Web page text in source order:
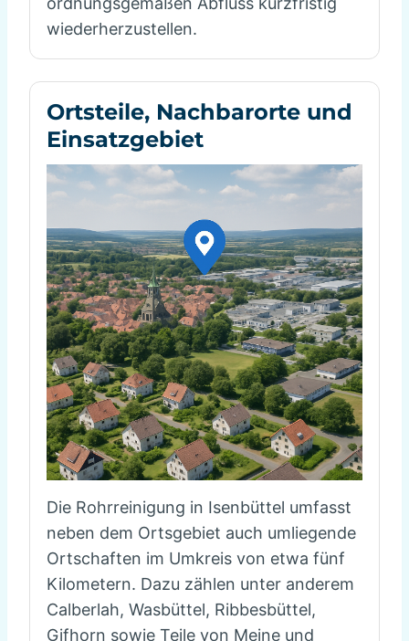
wiederherzustellen.
Ortsteile, Nachbarorte und
Einsatzgebiet
Die Rohrreinigung in Isenbüttel umfasst
neben dem Ortsgebiet auch umliegende
Ortschaften im Umkreis von etwa fünf
Kilometern. Dazu zählen unter anderem
Calberlah, Wasbüttel, Ribbesbüttel,
Gifhorn sowie Teile von Meine und